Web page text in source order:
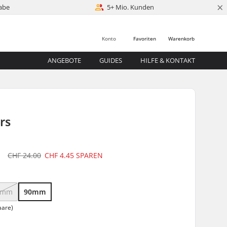
5+ Mio. Kunden ×
Warenkorb
Favoriten
Konto
ANGEBOTE GUIDES HILFE & KONTAKT
CHF 24.00 CHF 4.45 SPAREN
90mm